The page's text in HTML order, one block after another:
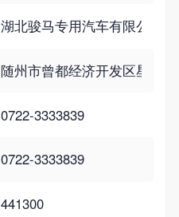
湖北骏马专用汽车有限公司
随州市曾都经济开发区星光
0722-3333839
0722-3333839
441300